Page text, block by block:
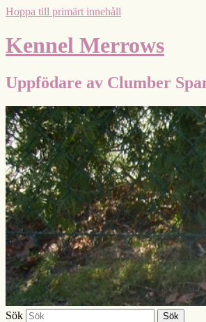
Hoppa till primärt innehåll
Kennel Merrows
Uppfödare av Clumber
Sök